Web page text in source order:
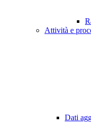
Attività e
Dati